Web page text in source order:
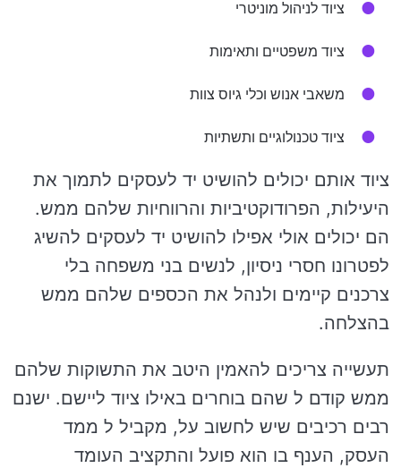
ציוד לניהול מוניטרי
ציוד משפטיים ותאימות
משאבי אנוש וכלי גיוס צוות
ציוד טכנולוגיים ותשתיות
ציוד אותם יכולים להושיט יד לעסקים לתמוך את
היעילות, הפרודוקטיביות והרווחיות שלהם ממש.
הם יכולים אולי אפילו להושיט יד לעסקים להשיג
לפטרונו חסרי ניסיון, לנשים בני משפחה בלי
צרכנים קיימים ולנהל את הכספים שלהם ממש
בהצלחה.
תעשייה צריכים להאמין היטב את התשוקות שלהם
ממש קודם ל שהם בוחרים באילו ציוד ליישם. ישנם
רבים רכיבים שיש לחשוב על, מקביל ל ממד
העסק, הענף בו הוא פועל והתקציב העומד